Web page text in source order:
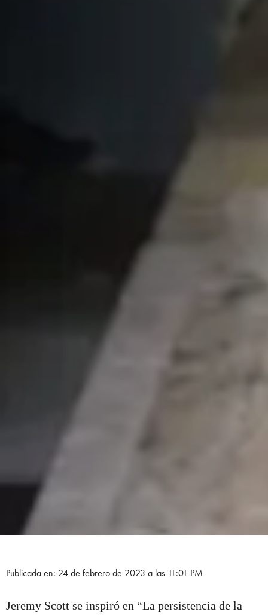
Publicada en: 24 de febrero de 2023 a las 11:01 PM
Jeremy Scott se inspiró en “La persistencia de la